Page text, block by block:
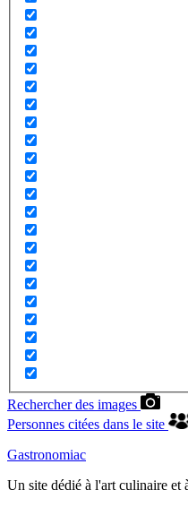
Rechercher des images
Personnes citées dans le site
Gastronomiac
Un site dédié à l'art culinaire et